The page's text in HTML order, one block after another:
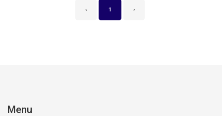
‹ 1 ›
Menu